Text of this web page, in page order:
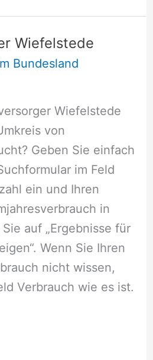
Wiefelstede
Bundesland
Wiefelstede
von
Geben Sie einfach
im Feld
ein und Ihren
in
auf „Ergebnisse für
Wenn Sie Ihren
nicht wissen,
Verbrauch wie es ist.